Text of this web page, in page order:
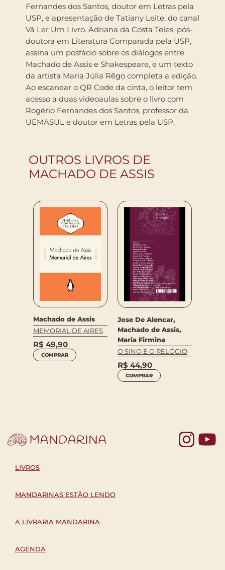
Fernandes dos Santos, doutor em Letras pela
USP, e apresentação de Tatiany Leite, do canal
Vá Ler Um Livro. Adriana da Costa Teles, pós-
doutora em Literatura Comparada pela USP,
assina um posfácio sobre os diálogos entre
Machado de Assis e Shakespeare, e um texto
da artista Maria Júlia Rêgo completa a edição.
Ao escanear o QR Code da cinta, o leitor tem
acesso a duas videoaulas sobre o livro com
Rogério Fernandes dos Santos, professor da
UEMASUL e doutor em Letras pela USP.
OUTROS LIVROS DE
MACHADO DE ASSIS
Machado de Assis
MEMORIAL DE AIRES
R$ 49,90
COMPRAR
Jose De Alencar,
Machado de Assis,
Maria Firmina
O SINO E O RELÓGIO
R$ 44,90
COMPRAR
LIVROS
MANDARINAS ESTÃO LENDO
A LIVRARIA MANDARINA
AGENDA